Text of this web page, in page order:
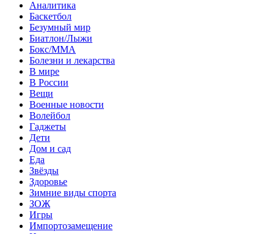
Аналитика
Баскетбол
Безумный мир
Биатлон/Лыжи
Бокс/MMA
Болезни и лекарства
В мире
В России
Вещи
Военные новости
Волейбол
Гаджеты
Дети
Дом и сад
Еда
Звёзды
Здоровье
Зимние виды спорта
ЗОЖ
Игры
Импортозамещение